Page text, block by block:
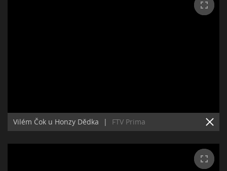
Vilém Čok u Honzy Dědka | FTV Prima